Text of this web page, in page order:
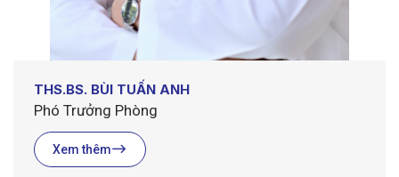
THS.BS. BÙI TUẤN ANH
Phó Trưởng Phòng
Xem thêm